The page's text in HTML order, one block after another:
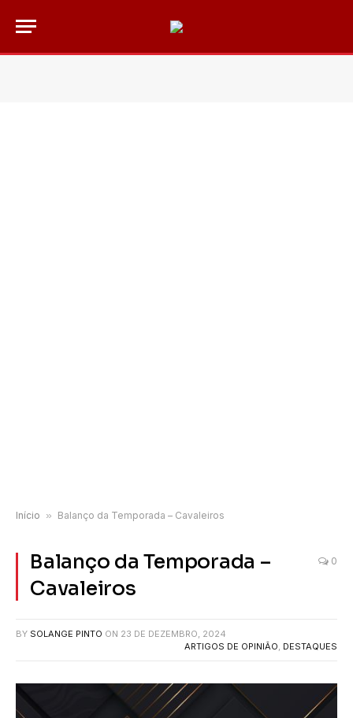
Início » Balanço da Temporada – Cavaleiros
Balanço da Temporada –
Cavaleiros
0
BY SOLANGE PINTO ON 23 DE DEZEMBRO, 2024
ARTIGOS DE OPINIÃO, DESTAQUES